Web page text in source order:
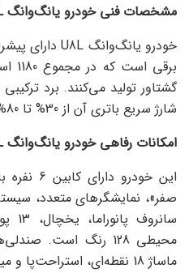
مشخصات فنی خودرو یانگ‌وانگU8L
شارژ سریع باتری آن از 30% تا 80% تنها 13.5 دقیقه طول می‌کشد.
امکانات رفاهی خودرو یانگ‌وانگU8L
این
محیطی 128 رنگ است.
ماساژ 18 نقطه‌ای، استراحت‌پا و میز کوچک دارند.